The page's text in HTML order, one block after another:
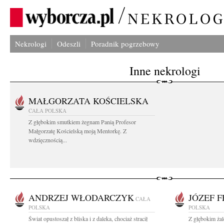
Nekrologi Odeszli Poradnik pogrzebowy
Inne nekrologi
MAŁGORZATA KOŚCIELSKA
CAŁA POLSKA
Z głębokim smutkiem żegnam Panią Profesor
Małgorzatę Kościelską moją Mentorkę. Z
wdzięcznością...
ANDRZEJ WŁODARCZYK CAŁA
POLSKA
Świat opustoszał z bliska i z daleka, chociaż stracił
JÓZEF
POLSKA
Z głębokim